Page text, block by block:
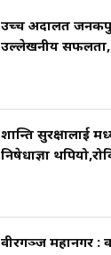
उच्च अदालत
उल्लेखनीय सफलता,
शान्ति सुरक्षालाई
निषेधाज्ञा
वीरगञ्ज महानगर :